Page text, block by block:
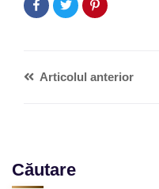
Articolul anterior
Căutare